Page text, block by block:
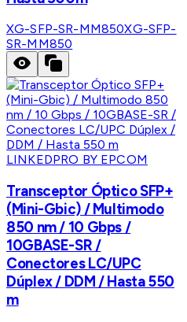
XG-SFP-SR-MM850XG-SFP-
SR-MM850
LINKEDPRO BY EPCOM
Transceptor Óptico SFP+
(Mini-Gbic) / Multimodo
850 nm / 10 Gbps /
10GBASE-SR /
Conectores LC/UPC
Dúplex / DDM / Hasta 550
m